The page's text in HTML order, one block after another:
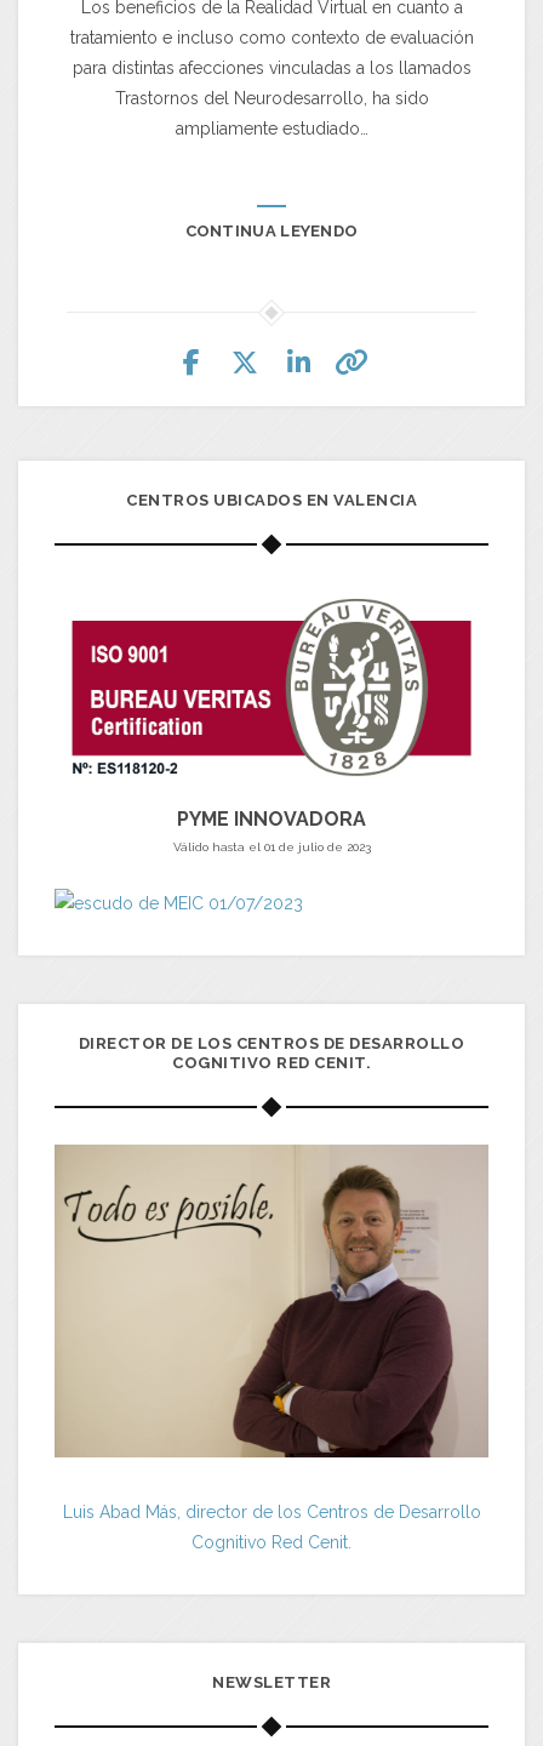
Los beneficios de la Realidad Virtual en cuanto a
tratamiento e incluso como contexto de evaluación
para distintas afecciones vinculadas a los llamados
Trastornos del Neurodesarrollo, ha sido
ampliamente estudiado…
CONTINUA LEYENDO
CENTROS UBICADOS EN VALENCIA
PYME INNOVADORA
Válido hasta el 01 de julio de 2023
DIRECTOR DE LOS CENTROS DE DESARROLLO
COGNITIVO RED CENIT.
Luis Abad Más, director de los Centros de Desarrollo
Cognitivo Red Cenit.
NEWSLETTER